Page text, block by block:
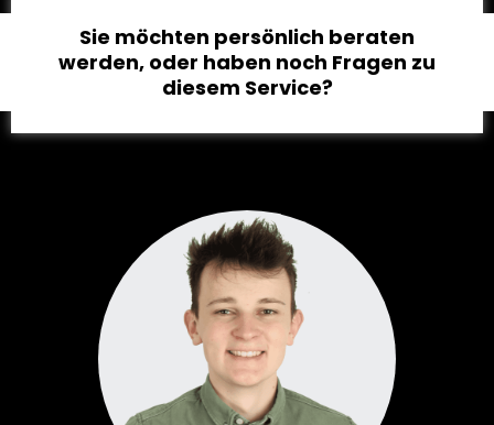
Sie möchten persönlich beraten
werden, oder haben noch Fragen zu
diesem Service?